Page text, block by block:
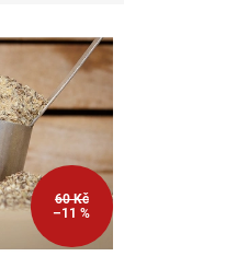
60 Kč
–11 %